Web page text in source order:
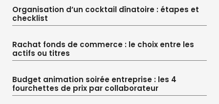
Organisation d’un cocktail dînatoire : étapes et
checklist
Rachat fonds de commerce : le choix entre les
actifs ou titres
Budget animation soirée entreprise : les 4
fourchettes de prix par collaborateur